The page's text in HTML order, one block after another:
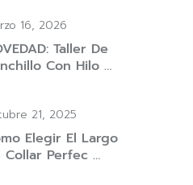
16, 2026
Taller De
Con Hilo …
21, 2025
Elegir El Largo
Collar Perfec …